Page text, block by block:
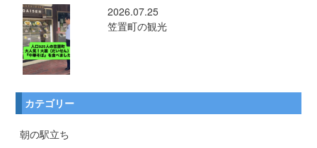
2026.07.25
笠置町の観光
カテゴリー
朝の駅立ち